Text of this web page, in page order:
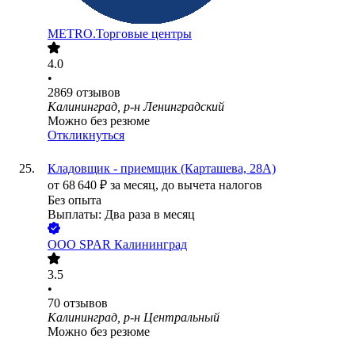
METRO.Торговые центры
4.0
•
2869 отзывов
Калининград, р-н Ленинградский
Можно без резюме
Откликнуться
Кладовщик - приемщик (Карташева, 28А)
от 68 640 ₽ за месяц, до вычета налогов
Без опыта
Выплаты: Два раза в месяц
ООО SPAR Калининград
3.5
•
70 отзывов
Калининград, р-н Центральный
Можно без резюме